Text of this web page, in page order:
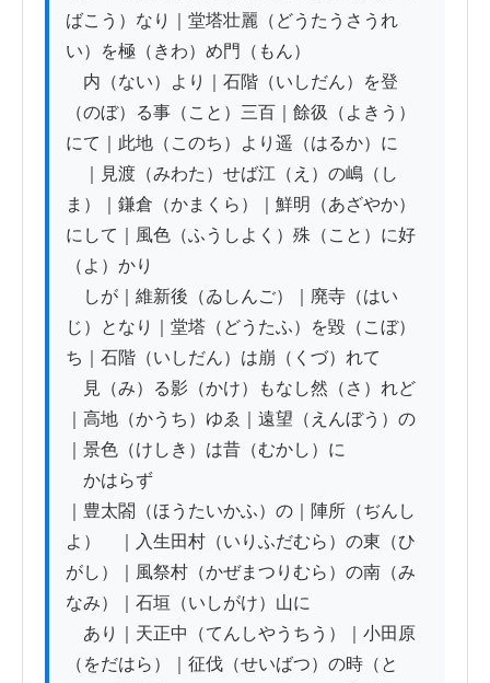
ばこう）なり｜堂塔壮麗（どうたうさうれ
い）を極（きわ）め門（もん）
内（ない）より｜石階（いしだん）を登
（のぼ）る事（こと）三百｜餘彶（よきう）
にて｜此地（このち）より遥（はるか）に
｜見渡（みわた）せば江（え）の嶋（し
ま）｜鎌倉（かまくら）｜鮮明（あざやか）
にして｜風色（ふうしよく）殊（こと）に好
（よ）かり
しが｜維新後（ゐしんご）｜廃寺（はい
じ）となり｜堂塔（どうたふ）を毀（こぼ）
ち｜石階（いしだん）は崩（くづ）れて
見（み）る影（かけ）もなし然（さ）れど
｜高地（かうち）ゆゑ｜遠望（えんぼう）の
｜景色（けしき）は昔（むかし）に
かはらず
｜豊太閤（ほうたいかふ）の｜陣所（ぢんし
よ）　｜入生田村（いりふだむら）の東（ひ
がし）｜風祭村（かぜまつりむら）の南（み
なみ）｜石垣（いしがけ）山に
あり｜天正中（てんしやうちう）｜小田原
（をだはら）｜征伐（せいばつ）の時（と